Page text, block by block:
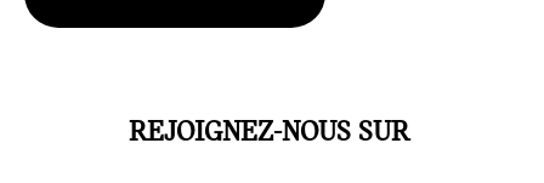
REJOIGNEZ-NOUS SUR